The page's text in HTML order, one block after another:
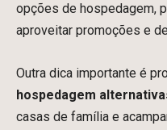
opções de hospedagem,
aproveitar promoções e
Outra dica importante é
hospedagem
casas de família e